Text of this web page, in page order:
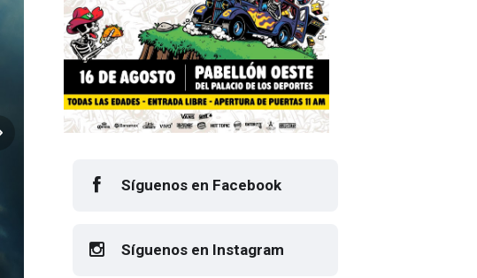
Síguenos en Facebook
Síguenos en Instagram
Síguenos en X